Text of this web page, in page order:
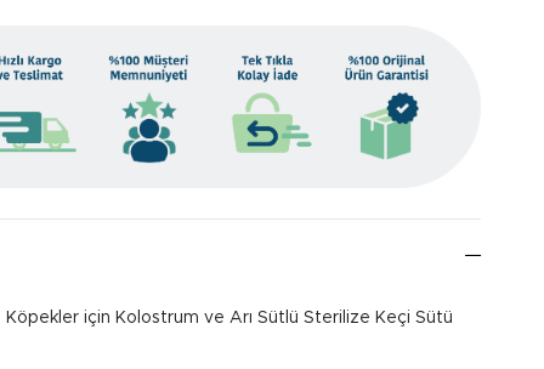
Köpekler için Kolostrum ve Arı Sütlü Sterilize Keçi Sütü